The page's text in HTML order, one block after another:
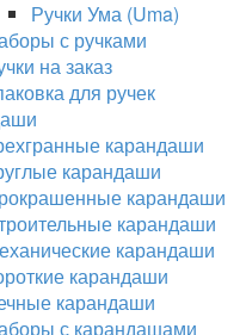
Ручки Ума (Uma)
с ручками
на заказ
для ручек
карандаши
карандаши
карандаши
карандаши
карандаши
карандаши
карандаши
с карандашами